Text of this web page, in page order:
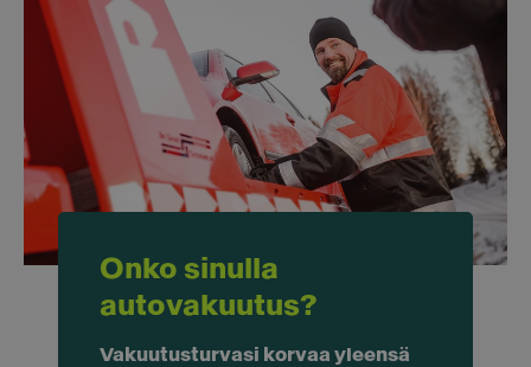
Onko sinulla
autovakuutus?
Vakuutusturvasi korvaa yleensä